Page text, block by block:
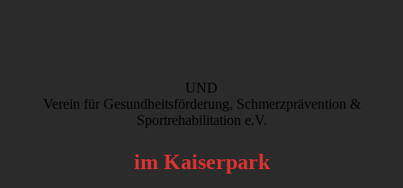
UND
Verein für Gesundheitsförderung, Schmerzprävention &
Sportrehabilitation e.V.
im Kaiserpark